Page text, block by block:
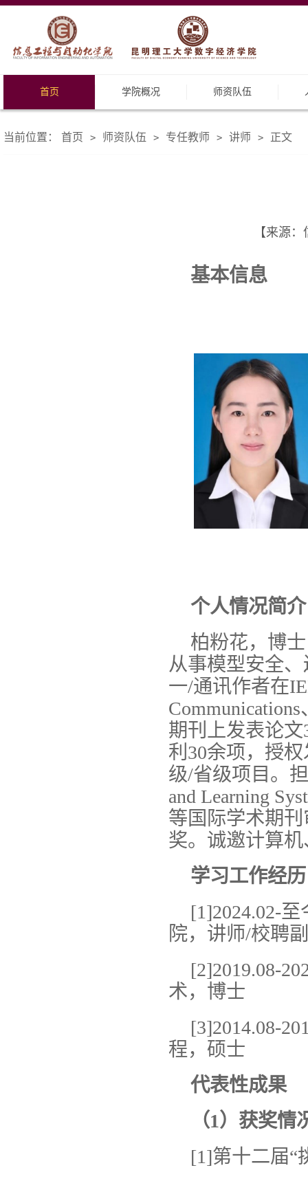
首页 学院概况 师资队伍
当前位置： 首页 > 师资队伍 > 专任教师 > 讲师 > 正文
【来源
基本信息
个人情况简介
柏粉花，博
从事模型安全
一/通讯作者在
期刊上发表论
利30余项，授
级/省级项目。担
and Learning
等国际学术期
奖。诚邀计算
学习工作经历
[1]2024.02-
院，讲师/校聘
[2]2019.08-
术，博士
[3]2014.08-
程，硕士
代表性成果
（1）获奖情
[1]第十二届“